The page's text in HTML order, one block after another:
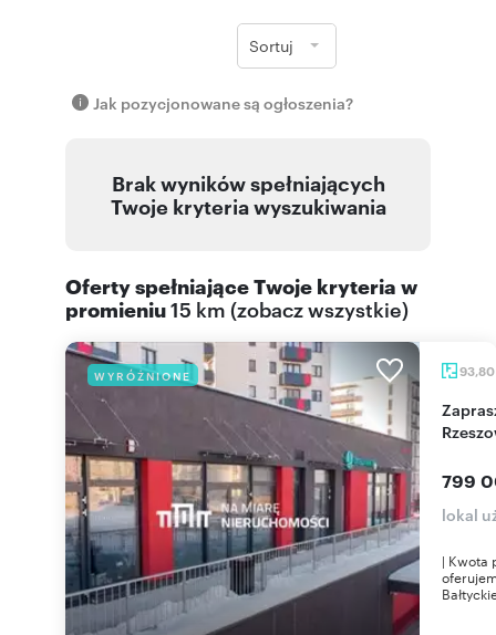
Sortuj
Jak pozycjonowane są ogłoszenia?
Brak wyników spełniających
Twoje kryteria wyszukiwania
Oferty spełniające Twoje kryteria w
promieniu15 km (zobacz wszystkie)
WYRÓŻNIONE 93,80
Zapraszam do obejrzenia lokalu 94 m² w
799
lokal
| Kwota